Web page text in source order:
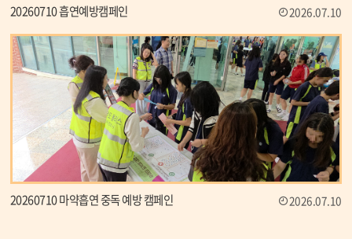
19
개학식
22
토요휴업일
29
토요휴업일
20260710 흡연예방캠페인 2026.07.10
20260710 마약흡연 중독 예방 캠페인 2026.07.10